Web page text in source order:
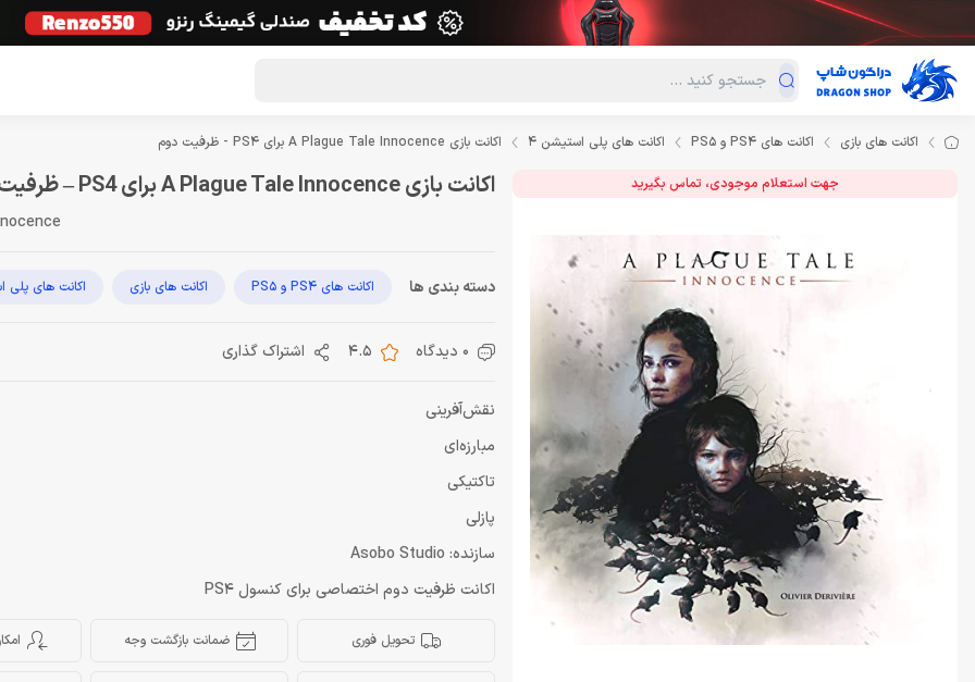
دسته‌بندی محصولات فروش ویژه
اکانت های بازی اکانت های PS4 و PS5 اکانت های پلی استیشن 4 اكانت بازی A Plague Tale Innocence برای PS4 - ظرفيت دوم
جهت استعلام موجودی، تماس بگیرید اكانت بازی A Plague Tale Innocence برای PS4 – ظرفيت دوم
دسته بندی ها اکانت های PS4 و PS5 اکانت های بازی اکانت های پلی
0 دیدگاه 4.5 اشتراک گذاری
نقش‌آفرینی
مبارزه‌ای
تاکتیکی
پازلی
سازنده: Asobo Studio
اکانت ظرفیت دوم اختصاصی برای کنسول PS4
تحویل فوری ضمانت بازگشت وجه